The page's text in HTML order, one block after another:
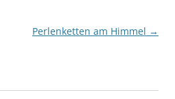
Perlenketten am Himmel →